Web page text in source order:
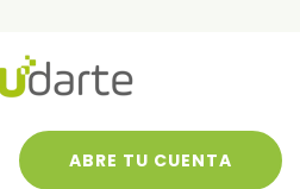
ABRE TU CUENTA